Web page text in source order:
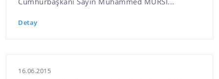
Detay
16.06.2015